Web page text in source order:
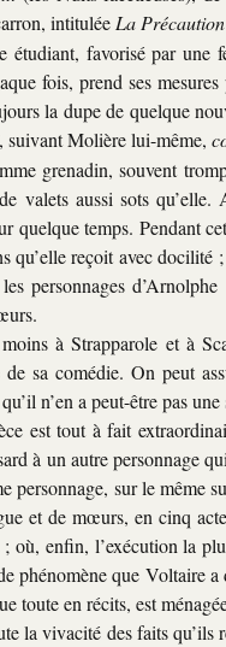
intitulée La
étudiant, favorisé par une
fois, prend ses
la dupe de quelque
, suivant Molière lui-même,
grenadin, souvent
valets aussi sots
quelque temps. Pendant
qu’elle reçoit avec docilité
personnages
à Strapparole et à
sa comédie. On peut
n’en a peut-être pas
est tout à fait
à un autre personnage
personnage, sur le même
et de mœurs, en cinq
où, enfin, l’exécution la
phénomène que Voltaire
toute en récits, est
la vivacité des faits